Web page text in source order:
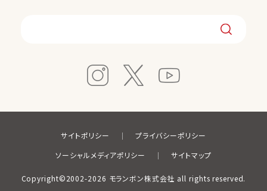
Copyright©2002-2026 モランボン株式会社 all rights reserved.
サイトポリシー
プライバシーポリシー
ソーシャルメディアポリシー
サイトマップ